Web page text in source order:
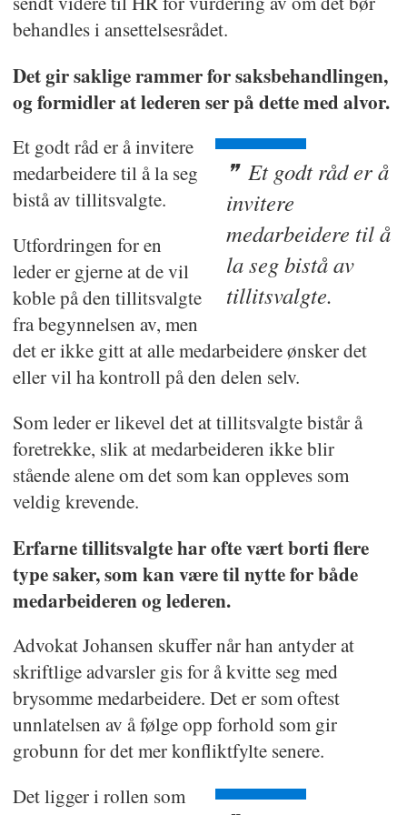
behandles i ansettelsesrådet.
Det gir saklige rammer for saksbehandlingen,
og formidler at lederen ser på dette med alvor.
Et godt råd er å
invitere
medarbeidere til å
la seg bistå av
tillitsvalgte.
Et godt råd er å invitere
medarbeidere til å la seg
bistå av tillitsvalgte.
Utfordringen for en
leder er gjerne at de vil
koble på den tillitsvalgte
fra begynnelsen av, men
det er ikke gitt at alle medarbeidere ønsker det
eller vil ha kontroll på den delen selv.
Som leder er likevel det at tillitsvalgte bistår å
foretrekke, slik at medarbeideren ikke blir
stående alene om det som kan oppleves som
veldig krevende.
Erfarne tillitsvalgte har ofte vært borti flere
type saker, som kan være til nytte for både
medarbeideren og lederen.
Advokat Johansen skuffer når han antyder at
skriftlige advarsler gis for å kvitte seg med
brysomme medarbeidere. Det er som oftest
unnlatelsen av å følge opp forhold som gir
grobunn for det mer konfliktfylte senere.
Det ligger i rollen som